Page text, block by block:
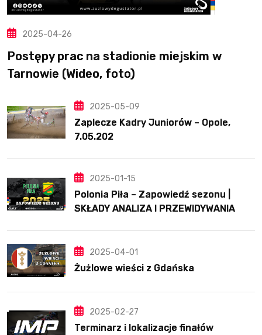
2025-04-26
Postępy prac na stadionie miejskim w
Tarnowie (Wideo, foto)
2025-05-09
Zaplecze Kadry Juniorów – Opole,
7.05.202
2025-01-15
Polonia Piła – Zapowiedź sezonu |
SKŁADY ANALIZA I PRZEWIDYWANIA
2025-04-01
Żużlowe wieści z Gdańska
2025-02-27
Terminarz i lokalizacje finałów